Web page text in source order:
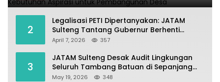
2
Legalisasi PETI Dipertanyakan: JATAM
Sulteng Tantang Gubernur Berhenti
Andalkan Tambang dan Selamatkan
April 7, 2026 357
3
JATAM Sulteng Desak Audit Lingkungan
Seluruh Tambang Batuan di Sepanjang
Pesisir Palu–Donggala
May 19, 2026 348